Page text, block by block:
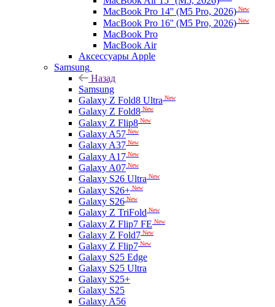
MacBook Pro 14'' (M5 Pro, 2026) New
MacBook Pro 16'' (M5 Pro, 2026) New
MacBook Pro
MacBook Air
Аксессуары Apple
Samsung
Назад
Samsung
Galaxy Z Fold8 Ultra New
Galaxy Z Fold8 New
Galaxy Z Flip8 New
Galaxy A57 New
Galaxy A37 New
Galaxy A17 New
Galaxy A07 New
Galaxy S26 Ultra New
Galaxy S26+ New
Galaxy S26 New
Galaxy Z TriFold New
Galaxy Z Flip7 FE New
Galaxy Z Fold7 New
Galaxy Z Flip7 New
Galaxy S25 Edge
Galaxy S25 Ultra
Galaxy S25+
Galaxy S25
Galaxy A56